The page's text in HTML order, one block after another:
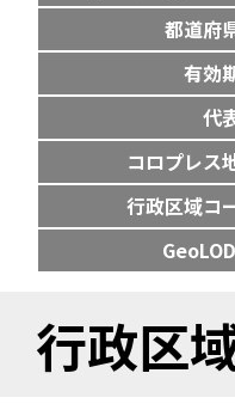
都道府
有効
代
コロプレス
行政区域コ
行政区